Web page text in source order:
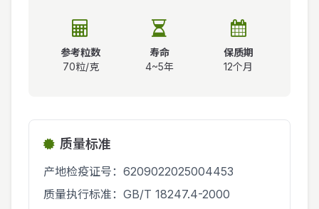
参考粒数
70粒/克
寿命
4~5年
保质期
12个月
质量标准
产地检疫证号：6209022025004453
质量执行标准：GB/T 18247.4-2000